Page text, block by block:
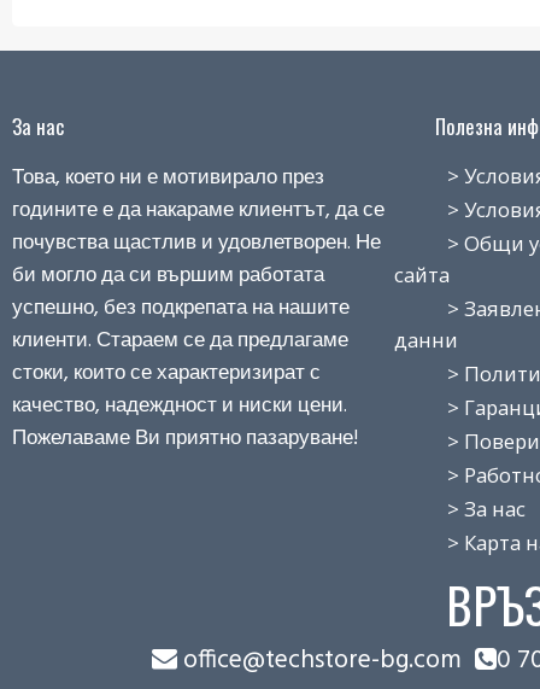
За нас
Това, което ни е мотивирало през
годините е да накараме клиентът, да се
почувства щастлив и удовлетворен. Не
би могло да си вършим работата
успешно, без подкрепата на нашите
клиенти. Стараем се да предлагаме
стоки, които се характеризират с
качество, надеждност и ниски цени.
Пожелаваме Ви приятно пазаруване!
Полезна
> Условия
> Условия
> Общи
сайта
>
данни
>
>
>
> Работно
> За нас
> Карта на
office@techstore-bg.com 0